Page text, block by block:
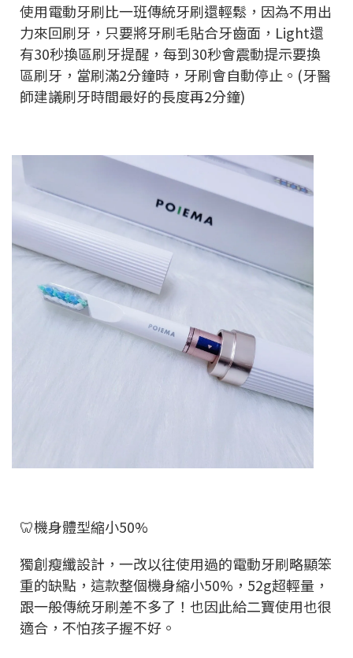
使用電動牙刷比一班傳統牙刷還輕鬆，因為不用出
力來回刷牙，只要將牙刷毛貼合牙齒面，Light還
有30秒換區刷牙提醒，每到30秒會震動提示要換
區刷牙，當刷滿2分鐘時，牙刷會自動停止。(牙醫
師建議刷牙時間最好的長度再2分鐘)
🦷機身體型縮小50%
獨創瘦纖設計，一改以往使用過的電動牙刷略顯笨
重的缺點，這款整個機身縮小50%，52g超輕量，
跟一般傳統牙刷差不多了！也因此給二寶使用也很
適合，不怕孩子握不好。